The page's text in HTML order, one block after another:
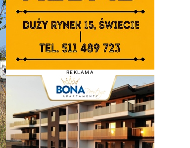
REKLAMA